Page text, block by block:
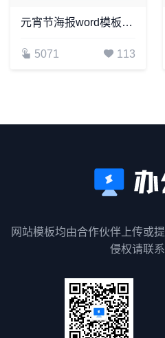
元宵节海报word模板(19)
5071 113
网站模板均由合作伙伴上传或
侵权请联系